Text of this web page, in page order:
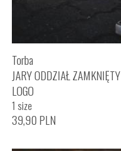
Torba
JARY ODDZIAŁ ZAMKNIĘTY
LOGO
1 size
39,90 PLN